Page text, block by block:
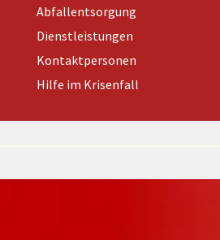
Abfallentsorgung
Dienstleistungen
Kontaktpersonen
Hilfe im Krisenfall